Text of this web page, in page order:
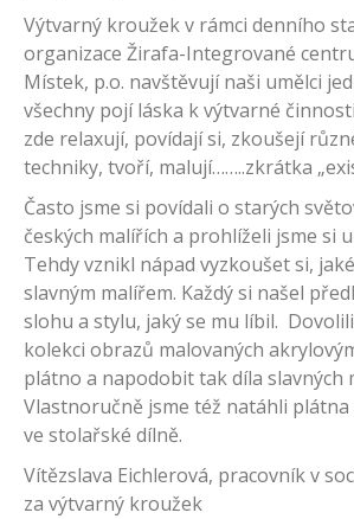
Výtvarný kroužek v rámci denního
organizace Žirafa-Integrované
Místek, p.o. navštěvují naši umělci
všechny pojí láska k výtvarné
zde relaxují, povídají si, zkoušejí
techniky, tvoří, malují……..zkrátka
Často jsme si povídali o starých
českých malířích a prohlíželi jsme si
Tehdy vznikl nápad vyzkoušet si,
slavným malířem. Každý si našel
slohu a stylu, jaký se mu líbil.
kolekci obrazů malovaných
plátno a napodobit tak díla slavných
Vlastnoručně jsme též natáhli
ve stolařské dílně.
Vítězslava Eichlerová, pracovník v
za výtvarný kroužek